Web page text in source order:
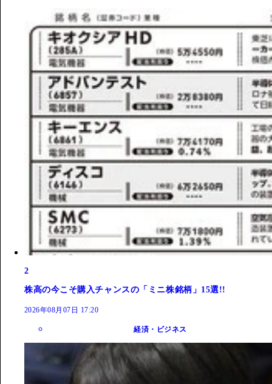
2
株高の今こそ購入チャンスの「ミニ株銘柄」15選!!
2026年08月07日 17:20
経済・ビジネス